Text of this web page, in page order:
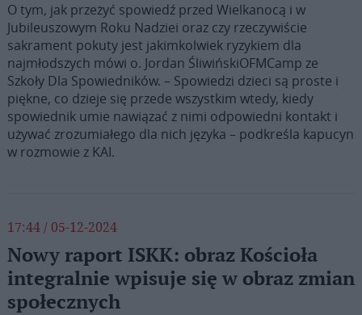
O tym, jak przeżyć spowiedź przed Wielkanocą i w
Jubileuszowym Roku Nadziei oraz czy rzeczywiście
sakrament pokuty jest jakimkolwiek ryzykiem dla
najmłodszych mówi o. Jordan ŚliwińskiOFMCamp ze
Szkoły Dla Spowiedników. – Spowiedzi dzieci są proste i
piękne, co dzieje się przede wszystkim wtedy, kiedy
spowiednik umie nawiązać z nimi odpowiedni kontakt i
używać zrozumiałego dla nich języka – podkreśla kapucyn
w rozmowie z KAI.
17:44 / 05-12-2024
Nowy raport ISKK: obraz Kościoła
integralnie wpisuje się w obraz zmian
społecznych